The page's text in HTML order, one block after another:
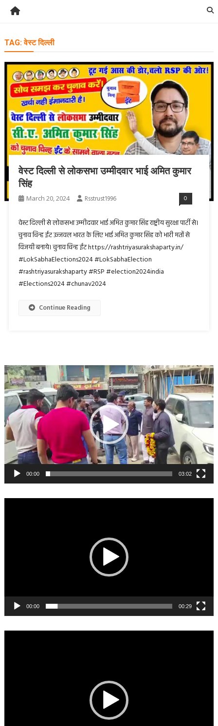
TAG:वेस्ट दिल्ली
वेस्ट दिल्ली से लोकसभा उम्मीदवार भाई अमित कुमार
सिंह
March 20, 2024 Rsstrust1996 0
वेस्ट दिल्ली से लोकसभा उम्मीदवार भाई अमित कुमार सिंह राष्ट्रीय सुरक्षा पार्टी से।
चुनाव चिन्ह ईंट उज्जवल भारत के लिए भाई अमित कुमार सिंह को भारी मतों से
विजयी बनाये। चुनाव चिन्ह ईंट https://rashtriyasurakshaparty.in/
#LokSabhaElections2024 #LokSabhaElection
#rashtriyasurakshaparty #RSP #election2024india
#Elections2024 #chunav2024
Continue Reading
Video
Player
00:00 03:02
00:00 00:29